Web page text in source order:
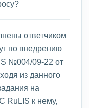
ответчиком
по внедрению
№004/09-22 от
из данного
на
RuLIS к нему,